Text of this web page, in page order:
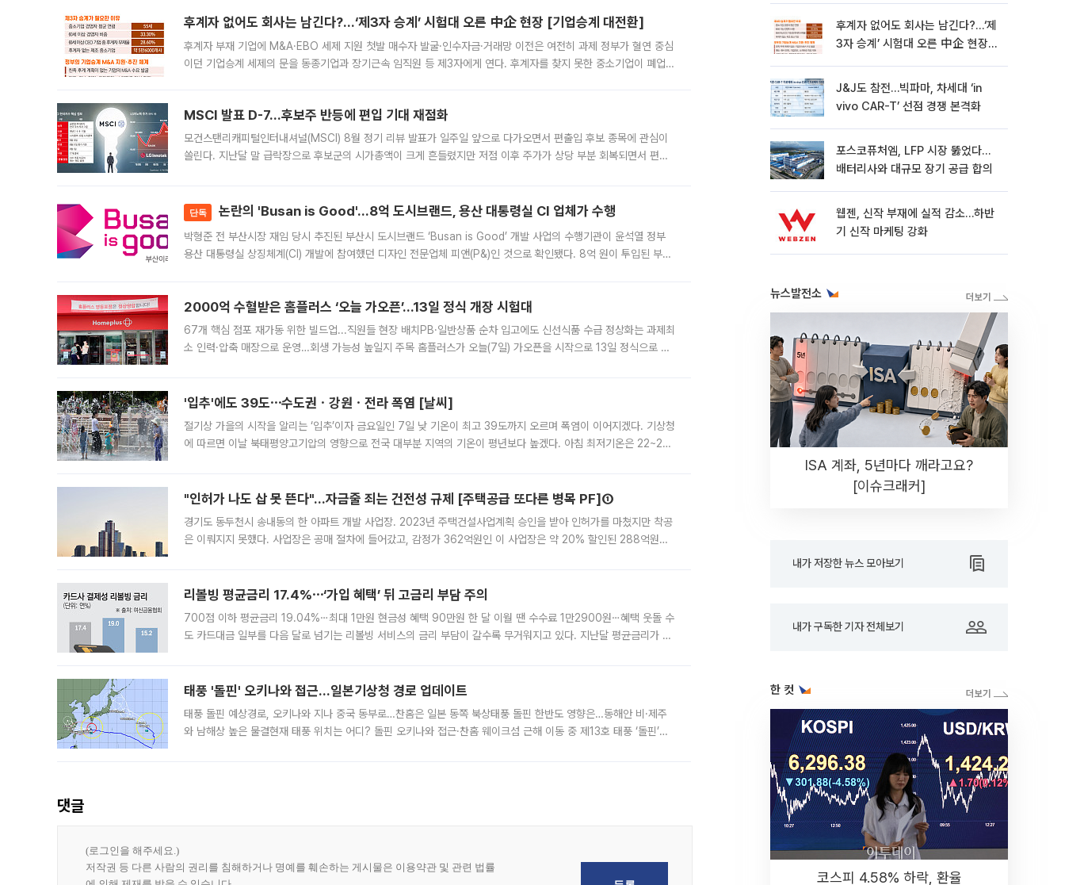
후계자 없어도 회사는 남긴다?…‘제3자 승계’ 시험대 오른 中企 현장 [기업승계 대전환]
후계자 부재 기업에 M&A·EBO 세제 지원 첫발 매수자 발굴·인수자금·거래망 이전은 여전히 과제 정부가 혈연 중심
이던 기업승계 세제의 문을 동종기업과 장기근속 임직원 등 제3자에게 연다. 후계자를 찾지 못한 중소기업이 폐업
MSCI 발표 D-7…후보주 반등에 편입 기대 재점화
모건스탠리캐피털인터내셔널(MSCI) 8월 정기 리뷰 발표가 일주일 앞으로 다가오면서 편출입 후보 종목에 관심이
쏠린다. 지난달 말 급락장으로 후보군의 시가총액이 크게 흔들렸지만 저점 이후 주가가 상당 부분 회복되면서 편입
단독 논란의 'Busan is Good'…8억 도시브랜드, 용산 대통령실 CI 업체가 수행
박형준 전 부산시장 재임 당시 추진된 부산시 도시브랜드 ‘Busan is Good’ 개발 사업의 수행기관이 윤석열 정부
용산 대통령실 상징체계(CI) 개발에 참여했던 디자인 전문업체 피앤(P&)인 것으로 확인됐다. 8억 원이 투입된 부산
2000억 수혈받은 홈플러스 ‘오늘 가오픈’...13일 정식 개장 시험대
67개 핵심 점포 재가동 위한 빌드업...직원들 현장 배치PB·일반상품 순차 입고에도 신선식품 수급 정상화는 과제최
소 인력·압축 매장으로 운영…회생 가능성 높일지 주목 홈플러스가 오늘(7일) 가오픈을 시작으로 13일 정식으로 재
'입추'에도 39도⋯수도권ㆍ강원ㆍ전라 폭염 [날씨]
절기상 가을의 시작을 알리는 ‘입추’이자 금요일인 7일 낮 기온이 최고 39도까지 오르며 폭염이 이어지겠다. 기상청
에 따르면 이날 북태평양고기압의 영향으로 전국 대부분 지역의 기온이 평년보다 높겠다. 아침 최저기온은 22~27
"인허가 나도 삽 못 뜬다"…자금줄 죄는 건전성 규제 [주택공급 또다른 병목 PF]①
경기도 동두천시 송내동의 한 아파트 개발 사업장. 2023년 주택건설사업계획 승인을 받아 인허가를 마쳤지만 착공
은 이뤄지지 못했다. 사업장은 공매 절차에 들어갔고, 감정가 362억원인 이 사업장은 약 20% 할인된 288억원에
리볼빙 평균금리 17.4%⋯‘가입 혜택’ 뒤 고금리 부담 주의
700점 이하 평균금리 19.04%⋯최대 1만원 현금성 혜택 90만원 한 달 이월 땐 수수료 1만2900원⋯혜택 웃돌 수
도 카드대금 일부를 다음 달로 넘기는 리볼빙 서비스의 금리 부담이 갈수록 무거워지고 있다. 지난달 평균금리가 연
태풍 '돌핀' 오키나와 접근…일본기상청 경로 업데이트
태풍 돌핀 예상경로, 오키나와 지나 중국 동부로…찬홈은 일본 동쪽 북상태풍 돌핀 한반도 영향은…동해안 비·제주
와 남해상 높은 물결현재 태풍 위치는 어디? 돌핀 오키나와 접근·찬홈 웨이크섬 근해 이동 중 제13호 태풍 ‘돌핀’이
댓글
후계자 없어도 회사는 남긴다?…‘제
3자 승계’ 시험대 오른 中企 현장
J&J도 참전…빅파마, 차세대 ‘in
vivo CAR-T’ 선점 경쟁 본격화
포스코퓨처엠, LFP 시장 뚫었다…
배터리사와 대규모 장기 공급 합의
웹젠, 신작 부재에 실적 감소…하반
기 신작 마케팅 강화
뉴스발전소
ISA 계좌, 5년마다 깨라고요?
[이슈크래커]
내가 저장한 뉴스 모아보기
내가 구독한 기자 전체보기
한 컷
코스피 4.58% 하락, 환율